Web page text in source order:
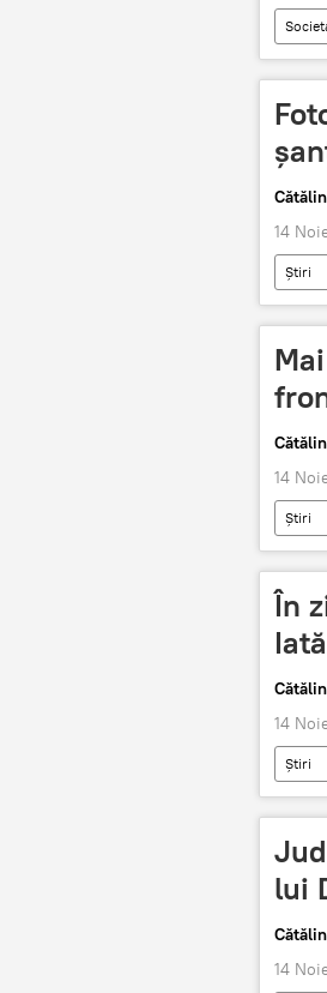
14
Știri
14
Știri
În
14
Știri
lui
14